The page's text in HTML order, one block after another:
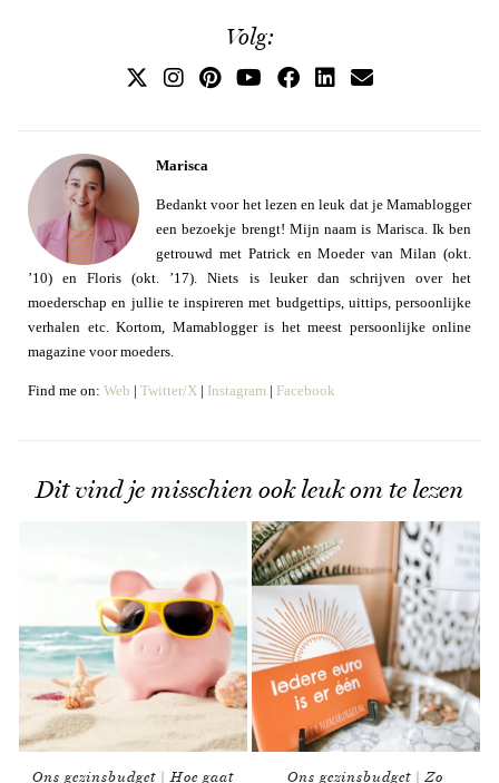
Volg:
Marisca
Bedankt voor het lezen en leuk dat je Mamablogger
een bezoekje brengt! Mijn naam is Marisca. Ik ben
getrouwd met Patrick en Moeder van Milan (okt.
’10) en Floris (okt. ’17). Niets is leuker dan schrijven over het
moederschap en jullie te inspireren met budgettips, uittips, persoonlijke
verhalen etc. Kortom, Mamablogger is het meest persoonlijke online
magazine voor moeders.
Find me on: Web | Twitter/X | Instagram | Facebook
Dit vind je misschien ook leuk om te lezen
Ons gezinsbudget | Hoe gaat Ons gezinsbudget | Zo